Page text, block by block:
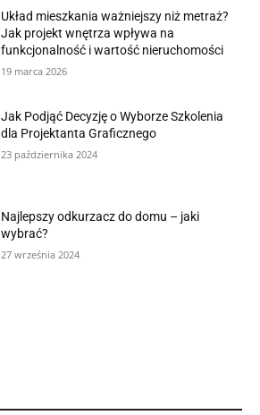
Układ mieszkania ważniejszy niż metraż?
Jak projekt wnętrza wpływa na
funkcjonalność i wartość nieruchomości
19 marca 2026
Jak Podjąć Decyzję o Wyborze Szkolenia
dla Projektanta Graficznego
23 października 2024
Najlepszy odkurzacz do domu – jaki
wybrać?
27 września 2024